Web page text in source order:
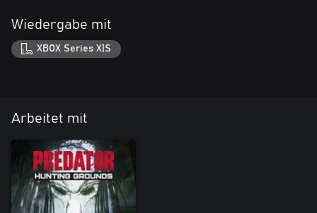
Wiedergabe mit
XBOX Series X|S
Arbeitet mit